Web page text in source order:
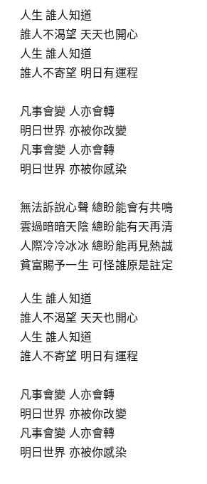
人生 誰人知道
誰人不渴望 天天也開心
人生 誰人知道
誰人不寄望 明日有運程
凡事會變 人亦會轉
明日世界 亦被你改變
凡事會變 人亦會轉
明日世界 亦被你感染
無法訴說心聲 總盼能會有共鳴
雲過暗暗天陰 總盼能有天再清
人際冷冷冰冰 總盼能再見熱誠
貧富賜予一生 可怪誰原是註定
人生 誰人知道
誰人不渴望 天天也開心
人生 誰人知道
誰人不寄望 明日有運程
凡事會變 人亦會轉
明日世界 亦被你改變
凡事會變 人亦會轉
明日世界 亦被你感染